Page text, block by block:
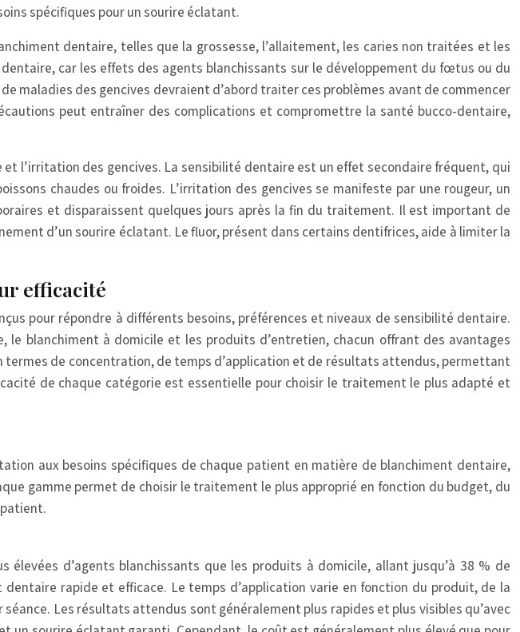
spécifiques pour un sourire éclatant.
dentaire, telles que la grossesse, l’allaitement, les caries non traitées et les
car les effets des agents blanchissants sur le développement du fœtus ou du
maladies des gencives devraient d’abord traiter ces problèmes avant de commencer
peut entraîner des complications et compromettre la santé bucco-dentaire,
l’irritation des gencives. La sensibilité dentaire est un effet secondaire fréquent, qui
chaudes ou froides. L’irritation des gencives se manifeste par une rougeur, un
et disparaissent quelques jours après la fin du traitement. Il est important de
d’un sourire éclatant. Le fluor, présent dans certains dentifrices, aide à limiter la
efficacité
pour répondre à différents besoins, préférences et niveaux de sensibilité dentaire.
blanchiment à domicile et les produits d’entretien, chacun offrant des avantages
de concentration, de temps d’application et de résultats attendus, permettant
de chaque catégorie est essentielle pour choisir le traitement le plus adapté et
aux besoins spécifiques de chaque patient en matière de blanchiment dentaire,
gamme permet de choisir le traitement le plus approprié en fonction du budget, du
d’agents blanchissants que les produits à domicile, allant jusqu’à 38 % de
rapide et efficace. Le temps d’application varie en fonction du produit, de la
Les résultats attendus sont généralement plus rapides et plus visibles qu’avec